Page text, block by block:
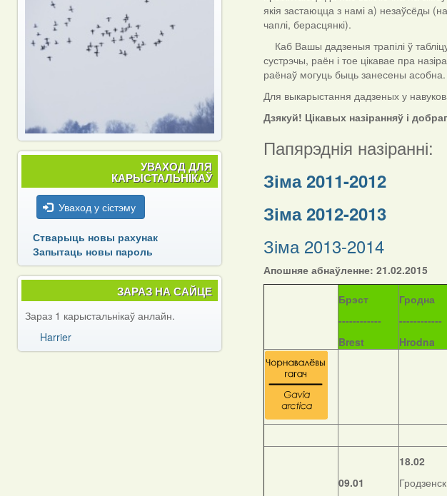
якія застаюцца з намі а) незаўсёды
чаплі, берасцянкі).
Каб Вашы дадзеныя трапілі ў
сустрэчы, раён і тое цікавае пра
раёнаў могуць быць занесены асобна.
Для выкарыстання дадзеных у
Дзякуй! Цікавых назіранняў і
Папярэднія назіранні:
Зіма 2011-2012
Зіма 2012-2013
Зіма 2013-2014
Апошняе абнаўленне: 21.02.2015
Брэст
------------
Brest
Гродна
------------
Hrodna
09.01
18.02
УВАХОД ДЛЯ
КАРЫСТАЛЬНІКАЎ
Уваход у сістэму
Стварыць новы рахунак
Запытаць новы пароль
ЗАРАЗ НА САЙЦЕ
Зараз 1 карыстальнікаў анлайн.
Harrier